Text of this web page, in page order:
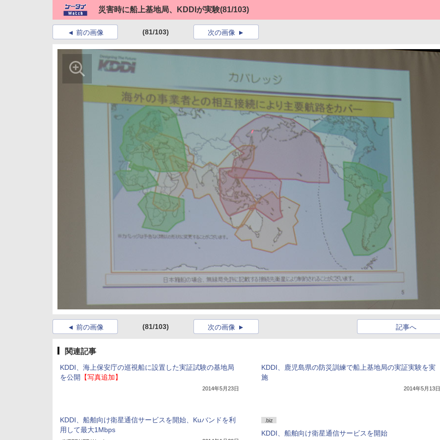
災害時に船上基地局、KDDIが実験(81/103)
前の画像 (81/103) 次の画像
前の画像 (81/103) 記事へ
次の画像
関連記事
KDDI、海上保安庁の巡視船に設置した実証試験の基地局
を公開
【写真追加】
2014年5月23日
KDDI、鹿児島県の防災訓練で船上基地局の実証実験を実
施
2014年5月13日
KDDI、船舶向け衛星通信サービスを開始、Kuバンドを利
用して最大1Mbps
.biz
KDDI、船舶向け衛星通信サービスを開始